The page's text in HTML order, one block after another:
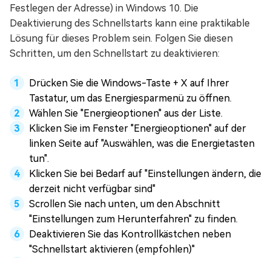
Festlegen der Adresse) in Windows 10. Die
Deaktivierung des Schnellstarts kann eine praktikable
Lösung für dieses Problem sein. Folgen Sie diesen
Schritten, um den Schnellstart zu deaktivieren:
Drücken Sie die Windows-Taste + X auf Ihrer
Tastatur, um das Energiesparmenü zu öffnen.
Wählen Sie "Energieoptionen" aus der Liste.
Klicken Sie im Fenster "Energieoptionen" auf der
linken Seite auf "Auswählen, was die Energietasten
tun".
Klicken Sie bei Bedarf auf "Einstellungen ändern, die
derzeit nicht verfügbar sind"
Scrollen Sie nach unten, um den Abschnitt
"Einstellungen zum Herunterfahren" zu finden.
Deaktivieren Sie das Kontrollkästchen neben
"Schnellstart aktivieren (empfohlen)"